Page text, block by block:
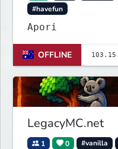
#havefun
Apori
OFFLINE
LegacyMC.net
1 0 #vanilla